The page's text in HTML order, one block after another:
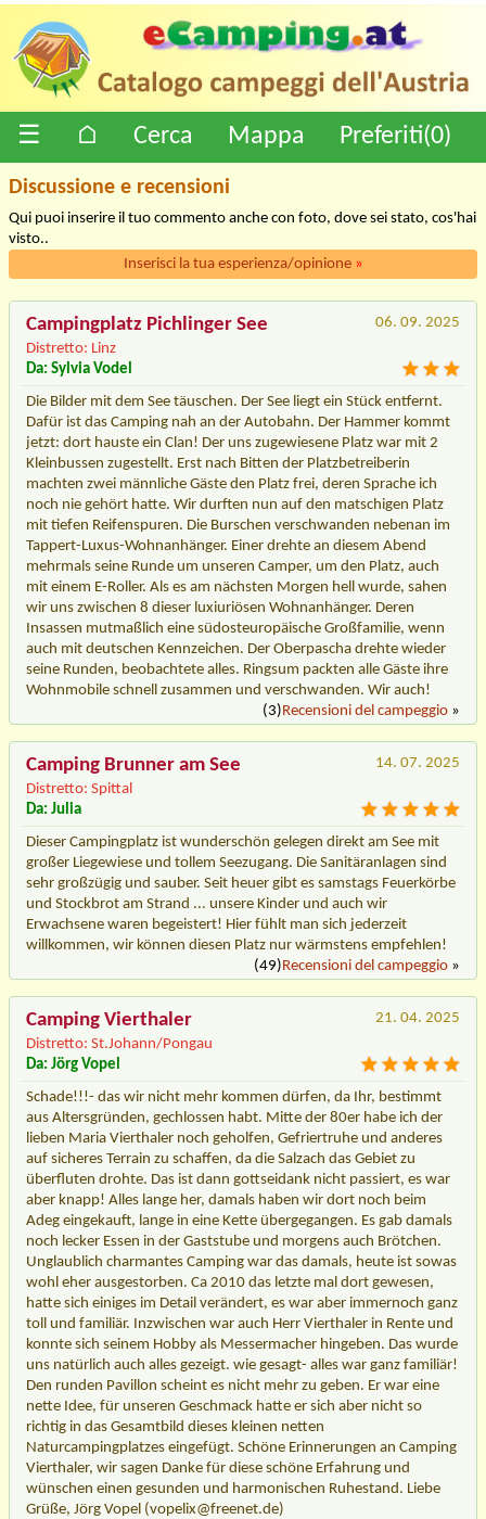
☰ ⌂ Cerca Mappa Preferiti(0)
Discussione e recensioni
Qui puoi inserire il tuo commento anche con foto, dove sei stato, cos'hai
visto..
Inserisci la tua esperienza/opinione »
Campingplatz Pichlinger See
Distretto: Linz
06. 09. 2025
Da: Sylvia Vodel
Die Bilder mit dem See täuschen. Der See liegt ein Stück entfernt.
Dafür ist das Camping nah an der Autobahn. Der Hammer kommt
jetzt: dort hauste ein Clan! Der uns zugewiesene Platz war mit 2
Kleinbussen zugestellt. Erst nach Bitten der Platzbetreiberin
machten zwei männliche Gäste den Platz frei, deren Sprache ich
noch nie gehört hatte. Wir durften nun auf den matschigen Platz
mit tiefen Reifenspuren. Die Burschen verschwanden nebenan im
Tappert-Luxus-Wohnanhänger. Einer drehte an diesem Abend
mehrmals seine Runde um unseren Camper, um den Platz, auch
mit einem E-Roller. Als es am nächsten Morgen hell wurde, sahen
wir uns zwischen 8 dieser luxiuriösen Wohnanhänger. Deren
Insassen mutmaßlich eine südosteuropäische Großfamilie, wenn
auch mit deutschen Kennzeichen. Der Oberpascha drehte wieder
seine Runden, beobachtete alles. Ringsum packten alle Gäste ihre
Wohnmobile schnell zusammen und verschwanden. Wir auch!
(3)Recensioni del campeggio »
Camping Brunner am See
Distretto: Spittal
14. 07. 2025
Da: Julia
Dieser Campingplatz ist wunderschön gelegen direkt am See mit
großer Liegewiese und tollem Seezugang. Die Sanitäranlagen sind
sehr großzügig und sauber. Seit heuer gibt es samstags Feuerkörbe
und Stockbrot am Strand ... unsere Kinder und auch wir
Erwachsene waren begeistert! Hier fühlt man sich jederzeit
willkommen, wir können diesen Platz nur wärmstens empfehlen!
(49)Recensioni del campeggio »
Camping Vierthaler
Distretto: St.Johann/Pongau
21. 04. 2025
Da: Jörg Vopel
Schade!!!- das wir nicht mehr kommen dürfen, da Ihr, bestimmt
aus Altersgründen, gechlossen habt. Mitte der 80er habe ich der
lieben Maria Vierthaler noch geholfen, Gefriertruhe und anderes
auf sicheres Terrain zu schaffen, da die Salzach das Gebiet zu
überfluten drohte. Das ist dann gottseidank nicht passiert, es war
aber knapp! Alles lange her, damals haben wir dort noch beim
Adeg eingekauft, lange in eine Kette übergegangen. Es gab damals
noch lecker Essen in der Gaststube und morgens auch Brötchen.
Unglaublich charmantes Camping war das damals, heute ist sowas
wohl eher ausgestorben. Ca 2010 das letzte mal dort gewesen,
hatte sich einiges im Detail verändert, es war aber immernoch ganz
toll und familiär. Inzwischen war auch Herr Vierthaler in Rente und
konnte sich seinem Hobby als Messermacher hingeben. Das wurde
uns natürlich auch alles gezeigt. wie gesagt- alles war ganz familiär!
Den runden Pavillon scheint es nicht mehr zu geben. Er war eine
nette Idee, für unseren Geschmack hatte er sich aber nicht so
richtig in das Gesamtbild dieses kleinen netten
Naturcampingplatzes eingefügt. Schöne Erinnerungen an Camping
Vierthaler, wir sagen Danke für diese schöne Erfahrung und
wünschen einen gesunden und harmonischen Ruhestand. Liebe
Grüße, Jörg Vopel (vopelix@freenet.de)